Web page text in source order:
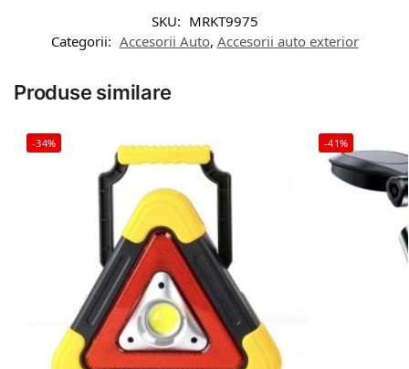
SKU: MRKT9975
Categorii: Accesorii Auto, Accesorii auto exterior
Produse similare
-34% -41%